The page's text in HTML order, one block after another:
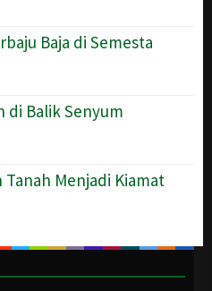
Baja di Semesta
di Balik Senyum
Tanah Menjadi Kiamat